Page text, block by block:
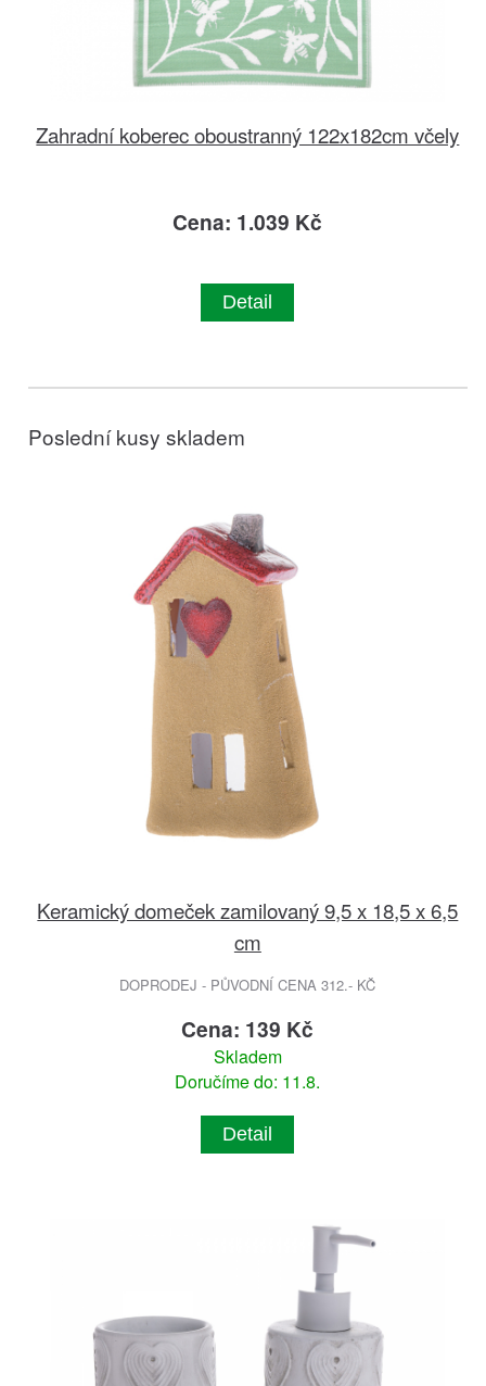
Zahradní koberec oboustranný 122x182cm včely
Cena: 1.039 Kč
Detail
Poslední kusy skladem
Keramický domeček zamilovaný 9,5 x 18,5 x 6,5
cm
DOPRODEJ - PŮVODNÍ CENA 312.- KČ
Cena: 139 Kč
Skladem
Doručíme do: 11.8.
Detail